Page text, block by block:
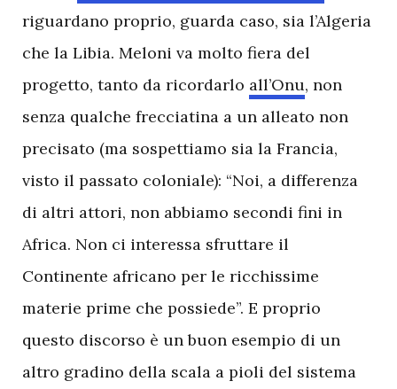
riguardano proprio, guarda caso, sia l’Algeria
che la Libia. Meloni va molto fiera del
progetto, tanto da ricordarlo all’Onu, non
senza qualche frecciatina a un alleato non
precisato (ma sospettiamo sia la Francia,
visto il passato coloniale): “Noi, a differenza
di altri attori, non abbiamo secondi fini in
Africa. Non ci interessa sfruttare il
Continente africano per le ricchissime
materie prime che possiede”. E proprio
questo discorso è un buon esempio di un
altro gradino della scala a pioli del sistema